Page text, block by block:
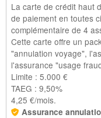
La carte de crédit haut
de paiement en toutes
complémentaire de 4
Cette carte offre un
"annulation voyage",
l'assurance "usage
Limite : 5.000 €
TAEG : 9,50%
4,25 €/mois.
Assurance